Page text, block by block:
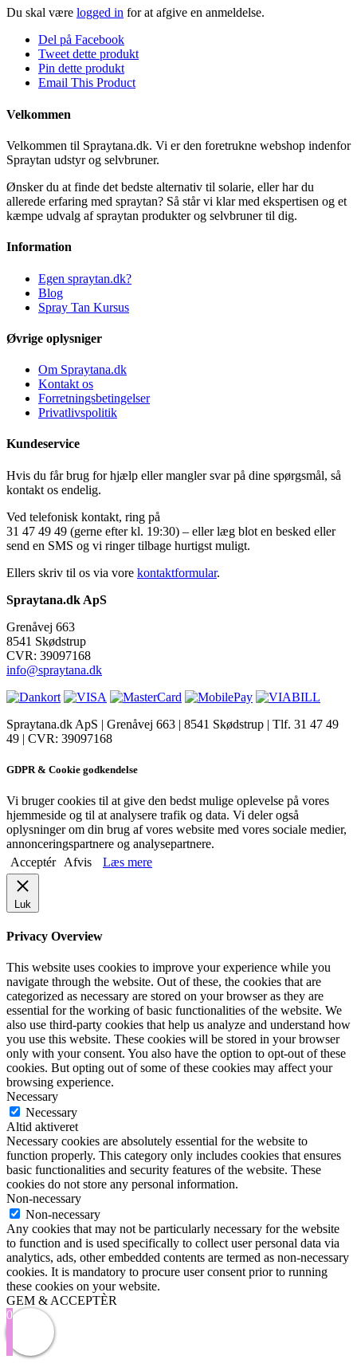
Du skal være logged in for at afgive en anmeldelse.
Del på Facebook
Tweet dette produkt
Pin dette produkt
Email This Product
Velkommen
Velkommen til Spraytana.dk. Vi er den foretrukne webshop indenfor
Spraytan udstyr og selvbruner.
Ønsker du at finde det bedste alternativ til solarie, eller har du
allerede erfaring med spraytan? Så står vi klar med ekspertisen og et
kæmpe udvalg af spraytan produkter og selvbruner til dig.
Information
Egen spraytan.dk?
Blog
Spray Tan Kursus
Øvrige oplysniger
Om Spraytana.dk
Kontakt os
Forretningsbetingelser
Privatlivspolitik
Kundeservice
Hvis du får brug for hjælp eller mangler svar på dine spørgsmål, så
kontakt os endelig.
Ved telefonisk kontakt, ring på
31 47 49 49 (gerne efter kl. 19:30) – eller læg blot en besked eller
send en SMS og vi ringer tilbage hurtigst muligt.
Ellers skriv til os via vore kontaktformular.
Spraytana.dk ApS
Grenåvej 663
8541 Skødstrup
CVR: 39097168
info@spraytana.dk
Spraytana.dk ApS | Grenåvej 663 | 8541 Skødstrup | Tlf. 31 47 49
49 | CVR: 39097168
GDPR & Cookie godkendelse
Vi bruger cookies til at give den bedst mulige oplevelse på vores
hjemmeside og til at analysere trafik og data. Vi deler også
oplysninger om din brug af vores website med vores sociale medier,
annonceringspartnere og analysepartnere.
Acceptér
Afvis Læs mere
Luk
Privacy Overview
This website uses cookies to improve your experience while you
navigate through the website. Out of these, the cookies that are
categorized as necessary are stored on your browser as they are
essential for the working of basic functionalities of the website. We
also use third-party cookies that help us analyze and understand how
you use this website. These cookies will be stored in your browser
only with your consent. You also have the option to opt-out of these
cookies. But opting out of some of these cookies may affect your
browsing experience.
Necessary
Necessary
Altid aktiveret
Necessary cookies are absolutely essential for the website to
function properly. This category only includes cookies that ensures
basic functionalities and security features of the website. These
cookies do not store any personal information.
Non-necessary
Non-necessary
Any cookies that may not be particularly necessary for the website
to function and is used specifically to collect user personal data via
analytics, ads, other embedded contents are termed as non-necessary
cookies. It is mandatory to procure user consent prior to running
these cookies on your website.
GEM & ACCEPTÈR
0